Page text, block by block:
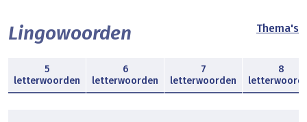
Lingowoorden Thema's
5
letterwoorden
6
letterwoorden
7
letterwoorden
8